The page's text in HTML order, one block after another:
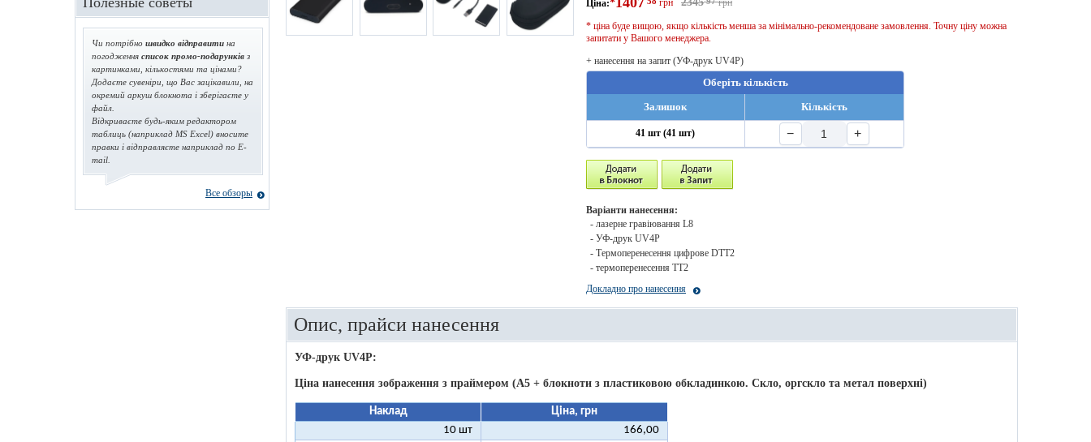
Ціна:* грн грн
* ціна буде вищою, якщо кількість менша за мінімально-рекомендоване замовлення. Точну ціну можна
запитати у Вашого менеджера.
+ нанесення на запит (УФ-друк UV4P)
Оберіть кількість
Залишок
Кількість
41 шт (41 шт) − +
Варіанти нанесення:
- лазерне гравіювання L8
- УФ-друк UV4P
- Термоперенесення цифрове DTT2
- термоперенесення ТТ2
Докладно про нанесення
Опис, прайси нанесення
УФ-друк UV4P:
Ціна нанесення зображення з праймером (А5 + блокноти з пластиковою обкладинкою. Скло, оргскло та метал поверхні)
Наклад
Ціна, грн
10 шт
166,00
Чи потрібно швидко відправити на
погодження список промо-подарунків з
картинками, кількостями та цінами?
Додаєте сувеніри, що Вас зацікавили, на
окремий аркуш блокнота і зберігаєте у
файл.
Відкриваєте будь-яким редактором
таблиць (наприклад MS Excel) вносите
правки і відправляєте наприклад по E-
mail.
Все обзоры